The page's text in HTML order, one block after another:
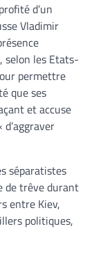
d’un
Vladimir
selon les Etats-
permettre
que ses
et accuse
séparatistes
de trêve durant
entre Kiev,
politiques,